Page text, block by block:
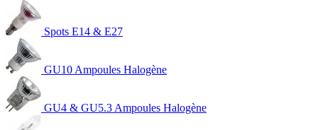
Spots E14 & E27
GU10 Ampoules Halogène
GU4 & GU5.3 Ampoules Halogène